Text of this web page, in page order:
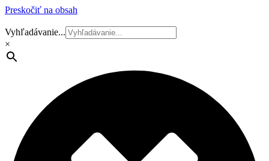
Preskočiť na obsah
Vyhľadávanie...
×